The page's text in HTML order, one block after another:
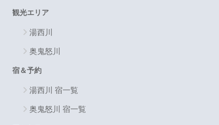
観光エリア
湯西川
奥鬼怒川
宿＆予約
湯西川 宿一覧
奥鬼怒川 宿一覧